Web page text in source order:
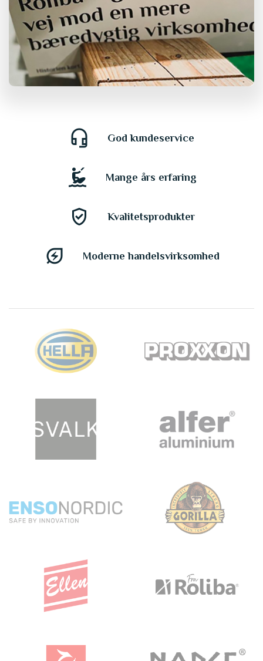
headset_mic God kundeservice
kitesurfing Mange års erfaring
gpp_good Kvalitetsprodukter
energy_savings_leaf Moderne handelsvirksomhed